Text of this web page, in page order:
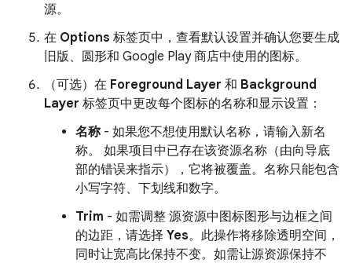
源。
在 Options 标签页中，查看默认设置并确认您要生成
旧版、圆形和 Google Play 商店中使用的图标。
（可选）在 Foreground Layer 和 Background
Layer 标签页中更改每个图标的名称和显示设置：
名称- 如果您不想使用默认名称，请输入新名
称。 如果项目中已存在该资源名称（由向导底
部的错误来指示），它将被覆盖。名称只能包含
小写字符、下划线和数字。
Trim - 如需调整 源资源中图标图形与边框之间
的边距，请选择 Yes。此操作将移除透明空间，
同时让宽高比保持不变。如需让源资源保持不